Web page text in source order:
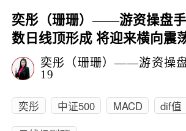
奕彤（珊珊）——游资操盘手
数日线顶形成 将迎来横向震
奕彤（珊珊）——游资操
19
奕彤 中证500 MACD
dif值